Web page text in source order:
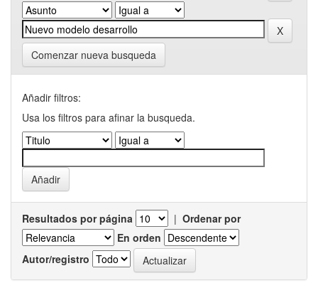
Comenzar nueva busqueda
Añadir filtros:
Usa los filtros para afinar la busqueda.
Resultados por página | Ordenar por
En orden
Autor/registro